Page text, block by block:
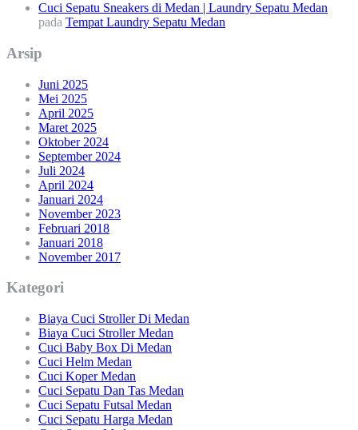
Cuci Sepatu Sneakers di Medan | Laundry Sepatu Medan
pada Tempat Laundry Sepatu Medan
Arsip
Juni 2025
Mei 2025
April 2025
Maret 2025
Oktober 2024
September 2024
Juli 2024
April 2024
Januari 2024
November 2023
Februari 2018
Januari 2018
November 2017
Kategori
Biaya Cuci Stroller Di Medan
Biaya Cuci Stroller Medan
Cuci Baby Box Di Medan
Cuci Helm Medan
Cuci Koper Medan
Cuci Sepatu Dan Tas Medan
Cuci Sepatu Futsal Medan
Cuci Sepatu Harga Medan